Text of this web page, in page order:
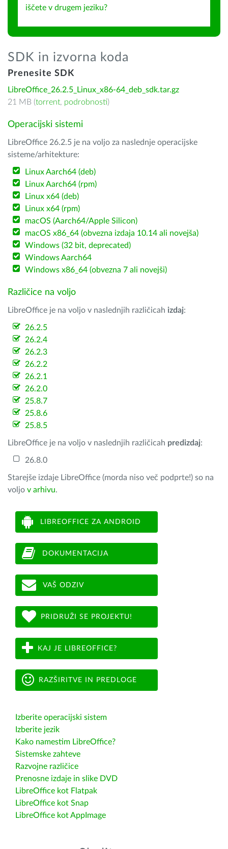
iščete v drugem jeziku?
SDK in izvorna koda
Prenesite SDK
LibreOffice_26.2.5_Linux_x86-64_deb_sdk.tar.gz
21 MB (torrent, podrobnosti)
Operacijski sistemi
LibreOffice 26.2.5 je na voljo za naslednje operacijske
sisteme/arhitekture:
Linux Aarch64 (deb)
Linux Aarch64 (rpm)
Linux x64 (deb)
Linux x64 (rpm)
macOS (Aarch64/Apple Silicon)
macOS x86_64 (obvezna izdaja 10.14 ali novejša)
Windows (32 bit, deprecated)
Windows Aarch64
Windows x86_64 (obvezna 7 ali novejši)
Različice na voljo
LibreOffice je na voljo v naslednjih različicah izdaj:
26.2.5
26.2.4
26.2.3
26.2.2
26.2.1
26.2.0
25.8.7
25.8.6
25.8.5
LibreOffice je na voljo v naslednjih različicah predizdaj:
26.8.0
Starejše izdaje LibreOffice (morda niso več podprte!) so na
voljo v arhivu.
LIBREOFFICE ZA ANDROID
DOKUMENTACIJA
VAŠ ODZIV
PRIDRUŽI SE PROJEKTU!
KAJ JE LIBREOFFICE?
RAZŠIRITVE IN PREDLOGE
Izberite operacijski sistem
Izberite jezik
Kako namestim LibreOffice?
Sistemske zahteve
Razvojne različice
Prenosne izdaje in slike DVD
LibreOffice kot Flatpak
LibreOffice kot Snap
LibreOffice kot AppImage